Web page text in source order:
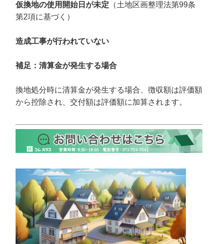
仮換地の使用開始日が未定 （土地区画整理法第99条
第2項に基づく）
造成工事が行われていない
補足：清算金が発生する場合
換地処分時に清算金が発生する場合、徴収額は評価額
から控除され、交付額は評価額に加算されます。